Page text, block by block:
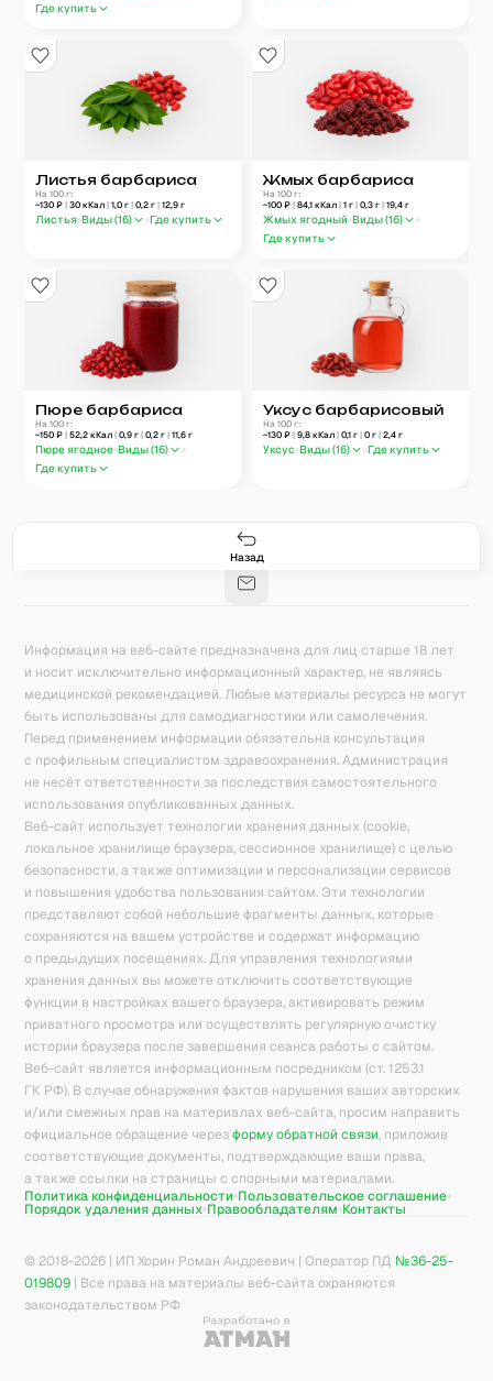
Где купить
Листья барбариса
На 100 г:
~130 ₽| 30 кКал| 1,0 г| 0,2 г| 12,9 г
Листья Виды (16) Где купить
Жмых барбариса
На 100 г:
~100 ₽ | 84,1 кКал | 1 г | 0,3 г | 19,4 г
Жмых ягодный Виды (16)
Где купить
Пюре барбариса
На 100 г:
~150 ₽| 52,2 кКал| 0,9 г| 0,2 г| 11,6 г
Пюре ягодное Виды (16)
Где купить
Уксус барбарисовый
На 100 г:
~130 ₽ | 9,8 кКал | 0,1 г | 0 г | 2,4 г
Уксус Виды (16) Где купить
Назад
171
Калькулятор калорий
Информация на веб-сайте предназначена для лиц старше 18 лет
и носит исключительно информационный характер, не являясь
медицинской рекомендацией. Любые материалы ресурса не могут
быть использованы для самодиагностики или самолечения.
Перед применением информации обязательна консультация
с профильным специалистом здравоохранения. Администрация
не несёт ответственности за последствия самостоятельного
использования опубликованных данных.
Веб-сайт использует технологии хранения данных (cookie,
локальное хранилище браузера, сессионное хранилище) с целью
безопасности, а также оптимизации и персонализации сервисов
и повышения удобства пользования сайтом. Эти технологии
представляют собой небольшие фрагменты данных, которые
сохраняются на вашем устройстве и содержат информацию
о предыдущих посещениях. Для управления технологиями
хранения данных вы можете отключить соответствующие
функции в настройках вашего браузера, активировать режим
приватного просмотра или осуществлять регулярную очистку
истории браузера после завершения сеанса работы с сайтом.
Веб-сайт является информационным посредником (ст. 1253.1
ГК РФ). В случае обнаружения фактов нарушения ваших авторских
и/или смежных прав на материалах веб-сайта, просим направить
официальное обращение через форму обратной связи, приложив
соответствующие документы, подтверждающие ваши права,
а также ссылки на страницы с спорными материалами.
Политика конфиденциальности Пользовательское соглашение
Порядок удаления данных Правообладателям Контакты
© 2018-2026 | ИП Хорин Роман Андреевич | Оператор ПД №36-25-
019809 | Все права на материалы веб-сайта охраняются
законодательством РФ